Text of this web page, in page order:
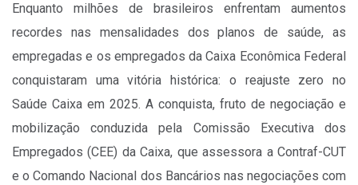
Enquanto milhões de brasileiros enfrentam aumentos
recordes nas mensalidades dos planos de saúde, as
empregadas e os empregados da Caixa Econômica Federal
conquistaram uma vitória histórica: o reajuste zero no
Saúde Caixa em 2025. A conquista, fruto de negociação e
mobilização conduzida pela Comissão Executiva dos
Empregados (CEE) da Caixa, que assessora a Contraf-CUT
e o Comando Nacional dos Bancários nas negociações com